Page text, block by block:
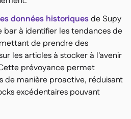
données historiquesde Supy
bar à identifier les tendances de
de prendre des
les articles à stocker à l'avenir
prévoyance permet
de manière proactive, réduisant
excédentaires pouvant